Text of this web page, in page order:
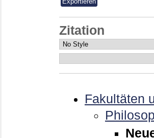
Zitation
Fakultäten